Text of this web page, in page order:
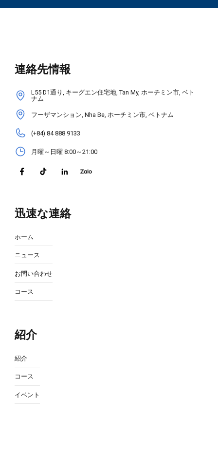
連絡先情報
L55 D1通り, キーグエン住宅地, Tan My, ホーチミン市, ベト
ナム
フーザマンション, Nha Be, ホーチミン市, ベトナム
(+84) 84 888 9133
月曜～日曜 8:00～21:00
迅速な連絡
ホーム
ニュース
お問い合わせ
コース
紹介
紹介
コース
イベント